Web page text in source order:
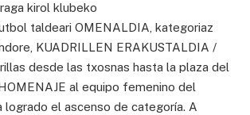
kirol klubeko
taldeari OMENALDIA, kategoriaz
KUADRILLEN ERAKUSTALDIA /
desde las txosnas hasta la plaza del
al equipo femenino del
logrado el ascenso de categoría. A